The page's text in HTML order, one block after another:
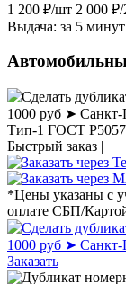
1 200 ₽/шт 2 000 ₽/
Выдача: за 5 минут
Тип-1 ГОСТ
Быстрый заказ |
*Цены указаны с
оплате СБП/
Заказать